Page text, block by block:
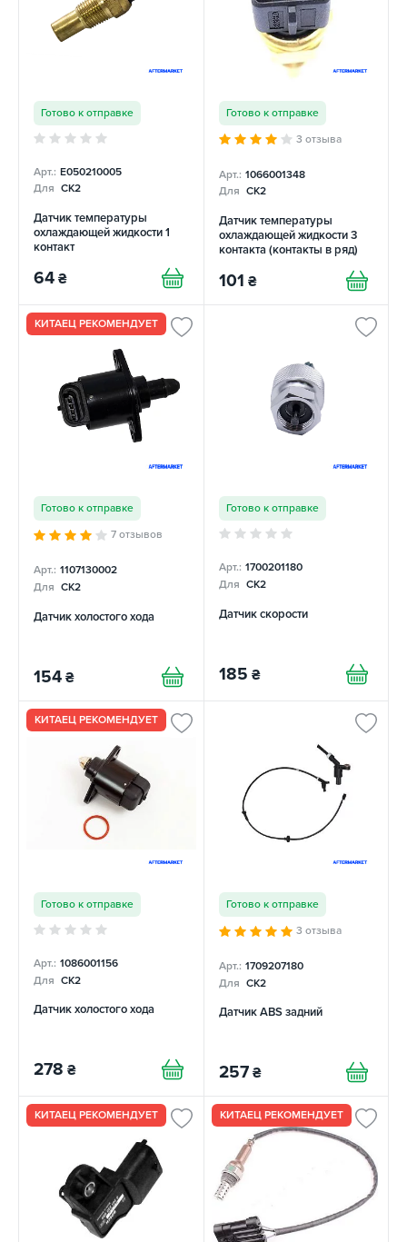
Готово к отправке
Арт.: E050210005
Для CK2
Датчик температуры
охлаждающей жидкости 1
контакт
64 ₴
Готово к отправке
3 отзыва
Арт.: 1066001348
Для CK2
Датчик температуры
охлаждающей жидкости 3
контакта (контакты в ряд)
101 ₴
КИТАЕЦ РЕКОМЕНДУЕТ
Готово к отправке
7 отзывов
Арт.: 1107130002
Для CK2
Датчик холостого хода
154 ₴
Готово к отправке
Арт.: 1700201180
Для CK2
Датчик скорости
185 ₴
КИТАЕЦ РЕКОМЕНДУЕТ
Готово к отправке
Арт.: 1086001156
Для CK2
Датчик холостого хода
278 ₴
Готово к отправке
3 отзыва
Арт.: 1709207180
Для CK2
Датчик ABS задний
257 ₴
КИТАЕЦ РЕКОМЕНДУЕТ КИТАЕЦ РЕКОМЕНДУЕТ